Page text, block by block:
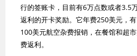
行的签账卡，目前有6万点数或者3.5
返利的开卡奖励。它年费250美元，
100美元航空杂费报销，在餐馆和超
费返利。